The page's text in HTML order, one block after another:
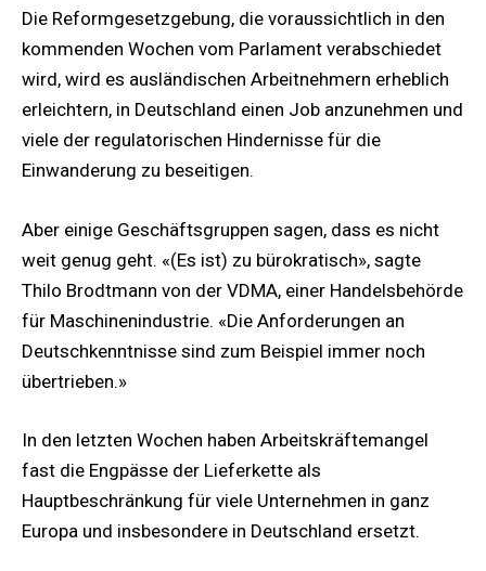
Die Reformgesetzgebung, die voraussichtlich in den
kommenden Wochen vom Parlament verabschiedet
wird, wird es ausländischen Arbeitnehmern erheblich
erleichtern, in Deutschland einen Job anzunehmen und
viele der regulatorischen Hindernisse für die
Einwanderung zu beseitigen.
Aber einige Geschäftsgruppen sagen, dass es nicht
weit genug geht. «(Es ist) zu bürokratisch», sagte
Thilo Brodtmann von der VDMA, einer Handelsbehörde
für Maschinenindustrie. «Die Anforderungen an
Deutschkenntnisse sind zum Beispiel immer noch
übertrieben.»
In den letzten Wochen haben Arbeitskräftemangel
fast die Engpässe der Lieferkette als
Hauptbeschränkung für viele Unternehmen in ganz
Europa und insbesondere in Deutschland ersetzt.